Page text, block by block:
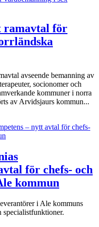
ramavtal för
avseende bemanning av
socionomer och
kommuner i norra
av Arvidsjaurs kommun...
för chefs- och
kommun
i Ale kommuns
specialistfunktioner.